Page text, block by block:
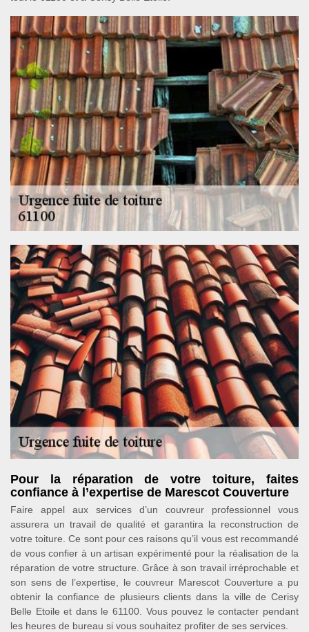
Pour la réparation de votre toiture, faites
confiance à l’expertise de Marescot Couverture
Faire appel aux services d’un couvreur professionnel vous
assurera un travail de qualité et garantira la reconstruction de
votre toiture. Ce sont pour ces raisons qu’il vous est recommandé
de vous confier à un artisan expérimenté pour la réalisation de la
réparation de votre structure. Grâce à son travail irréprochable et
son sens de l’expertise, le couvreur Marescot Couverture a pu
obtenir la confiance de plusieurs clients dans la ville de Cerisy
Belle Etoile et dans le 61100. Vous pouvez le contacter pendant
les heures de bureau si vous souhaitez profiter de ses services.